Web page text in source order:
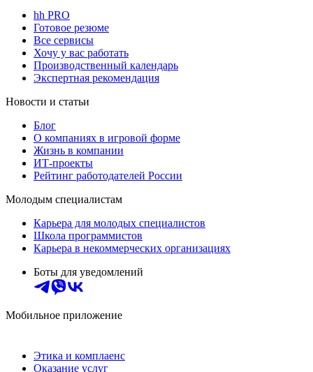
hh PRO
Готовое резюме
Все сервисы
Хочу у вас работать
Производственный календарь
Экспертная рекомендация
Новости и статьи
Блог
О компаниях в игровой форме
Жизнь в компании
ИТ-проекты
Рейтинг работодателей России
Молодым специалистам
Карьера для молодых специалистов
Школа программистов
Карьера в некоммерческих организациях
Боты для уведомлений
Мобильное приложение
Этика и комплаенс
Оказание услуг